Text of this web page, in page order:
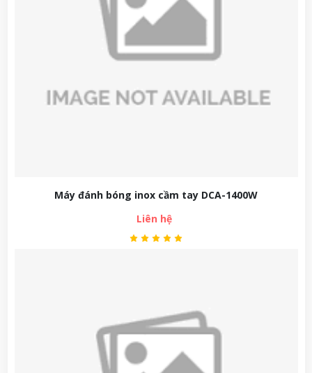
Máy đánh bóng inox cầm tay DCA-1400W
Liên hệ